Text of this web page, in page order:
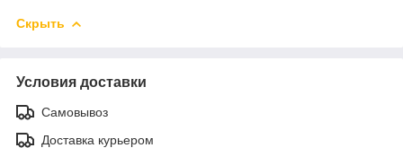
Скрыть
Условия доставки
Самовывоз
Доставка курьером